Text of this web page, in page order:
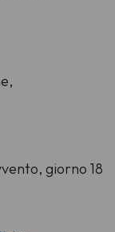
giorno 18